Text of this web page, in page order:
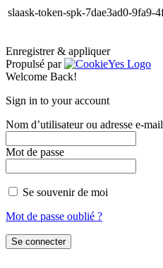
slaask-token-spk-7dae3ad0-9fa9-
Enregistrer & appliquer
Propulsé par
Welcome Back!
Sign in to your account
Nom d’utilisateur ou adresse e-mail
Mot de passe
Se souvenir de moi
Mot de passe oublié ?